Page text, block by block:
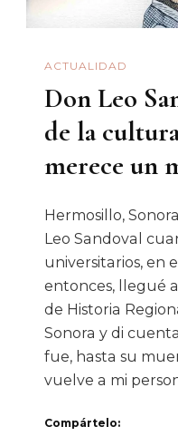
ACTUALIDAD
Don Leo
de la
merece un
Hermosillo,
Leo Sandoval
universitarios, en
entonces, llegué
de Historia
Sonora y di
fue, hasta su
vuelve a mi
Compártelo: